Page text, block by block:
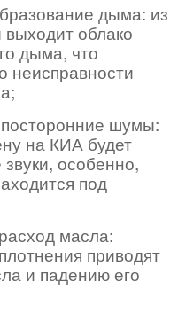
дыма: из
облако
дыма, что
неисправности
посторонние шумы:
на КИА будет
особенно,
под
масла:
приводят
и падению его